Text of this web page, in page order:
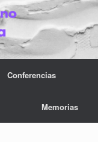
Conferencias
Memorias